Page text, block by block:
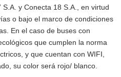
y Conecta 18 S.A., en virtud
o bajo el marco de condiciones
En el caso de buses con
que cumplen la norma
y que cuentan con WIFI,
su color será rojo/ blanco.